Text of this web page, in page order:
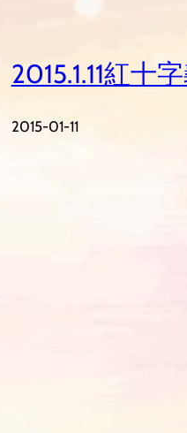
2015.1.11紅十
2015-01-11